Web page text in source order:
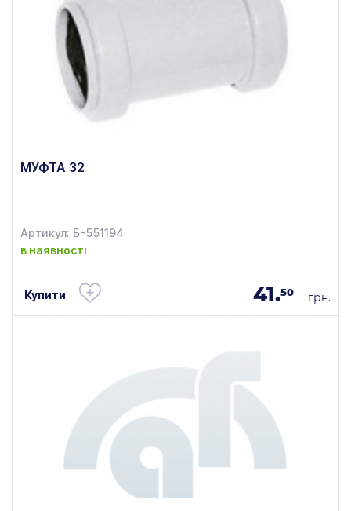
МУФТА 32
Артикул: Б-551194
в наявності
Купити 41.50 грн.